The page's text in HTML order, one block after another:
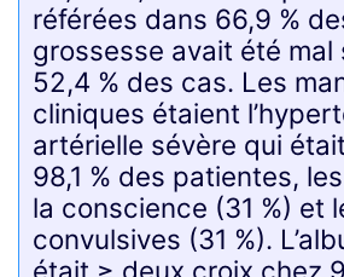
référées dans 66,9 %
grossesse avait été mal
52,4 % des cas. Les
cliniques étaient
artérielle sévère qui
98,1 % des patientes,
la conscience (31 %) et
convulsives (31 %).
était ≥ deux croix chez